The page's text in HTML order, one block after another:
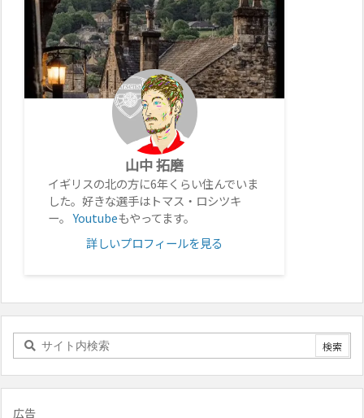
山中 拓磨
イギリスの北の方に6年くらい住んでいま
した。好きな選手はトマス・ロシツキ
ー。Youtubeもやってます。
詳しいプロフィールを見る
広告